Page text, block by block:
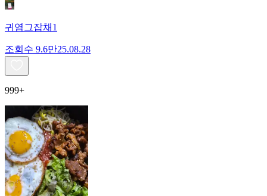
귀염그잡채1
조회수 9.6만25.08.28
999+